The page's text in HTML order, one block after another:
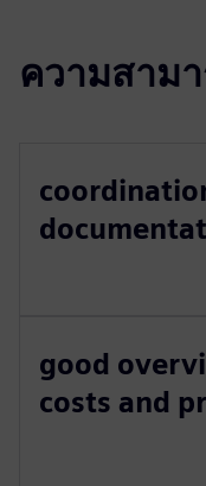
ความสาม
good
costs and